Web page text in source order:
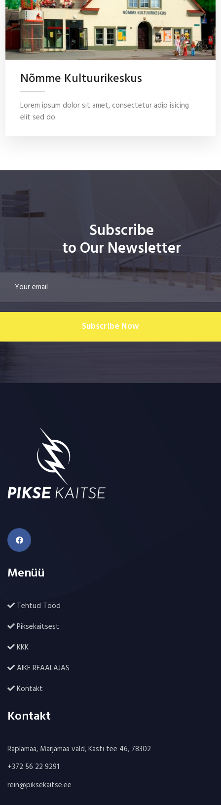
Nõmme Kultuurikeskus
Lorem ipsum dolor sit amet, consectetur adip isicing
elit sed do.
Subscribe
to Our Newsletter
Menüü
Tehtud Tööd
Piksekaitsest
KKK
ÄIKE REAALAJAS
Kontakt
Kontakt
Raplamaa, Märjamaa vald, Kasti tee 46, 78302
+372 56 22 9291
rein@piksekaitse.ee